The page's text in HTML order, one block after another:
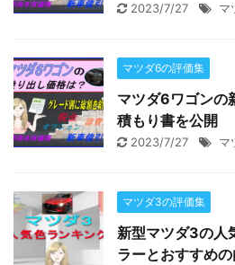
2023/7/27 マ
マツダ6の評価集
マツダ6ワゴンの
積もり書を公開
2023/7/27 マ
マツダ3の評価集
新型マツダ3の人
ラーとおすすめ